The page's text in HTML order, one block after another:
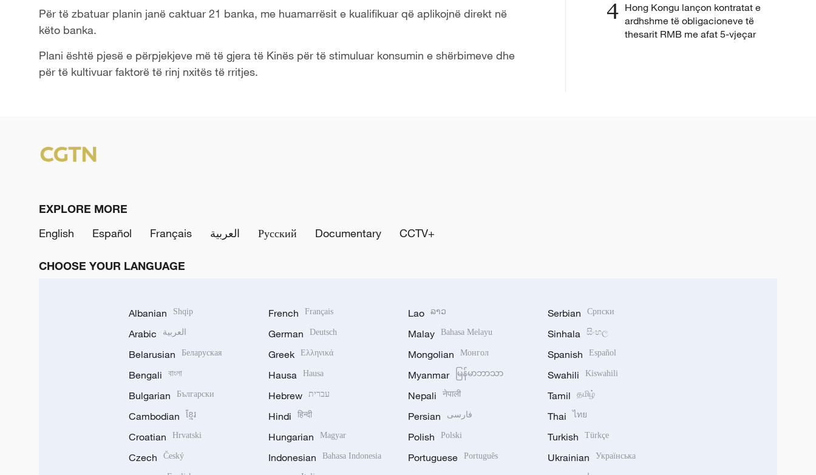
Për të zbatuar planin janë caktuar 21 banka, me huamarrësit e kualifikuar që aplikojnë direkt në
këto banka.
Plani është pjesë e përpjekjeve më të gjera të Kinës për të stimuluar konsumin e shërbimeve dhe
për të kultivuar faktorë të rinj nxitës të rritjes.
4 Hong Kongu lançon kontratat e
ardhshme të obligacioneve të
thesarit RMB me afat 5-vjeçar
EXPLORE MORE
English
Español Français العربية Русский Documentary CCTV+
CHOOSE YOUR LANGUAGE
Albanian Shqip
Arabic العربية
Belarusian Беларуская
Bengali বাংলা
Bulgarian Български
Cambodian ខ្មែរ
Croatian Hrvatski
Czech Český
French Français
German Deutsch
Greek Ελληνικά
Hausa Hausa
Hebrew עברית
Hindi हिन्दी
Hungarian Magyar
Indonesian Bahasa Indonesia
Lao ລາວ
Malay Bahasa Melayu
Mongolian Монгол
Myanmar မြန်မာဘာသာ
Nepali नेपाली
Persian فارسی
Polish Polski
Portuguese Português
Serbian Српски
Sinhala සිංහල
Spanish Español
Swahili Kiswahili
Tamil தமிழ்
Thai ไทย
Turkish Türkçe
Ukrainian Українська